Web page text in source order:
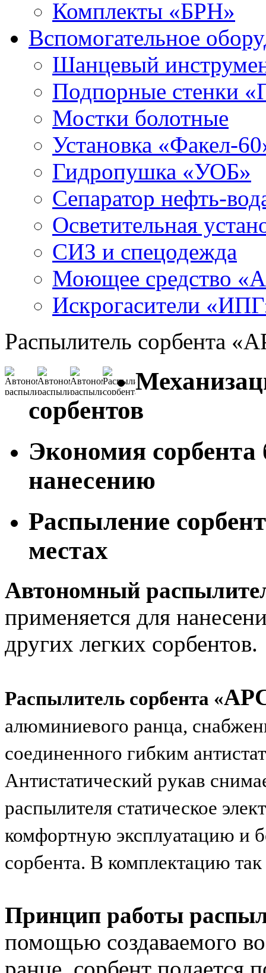
Комплекты «БРН»
Вспомогательное
Шанцевый
Подпорные стенки
Мостки болотные
Установка «Факел-
Гидропушка «УОБ»
Сепаратор нефть-
Осветительная
СИЗ и спецодежда
Моющее средство
Искрогасители
Распылитель сорбента
сорбентов
Экономия сорбента
нанесению
Распыление
местах
Автономный
применяется для
других легких сорбентов.
Распылитель сорбента «
алюминиевого ранца,
соединенного гибким
Антистатический рукав
распылителя статическое
комфортную эксплуатацию и
сорбента. В комплектацию
Принцип работы
помощью создаваемого